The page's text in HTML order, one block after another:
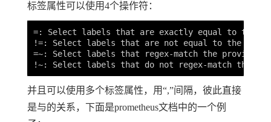
标签属性可以使用4个操作符：
=: Select labels that are exactly equal to the
!=: Select labels that are not equal to the
=~: Select labels that regex-match the
并且可以使用多个标签属性，用“,”间隔，彼此直接
是与的关系，下面是prometheus文档中的一个例